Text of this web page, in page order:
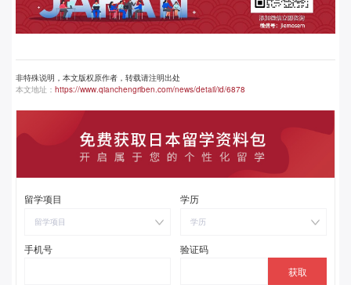
非特殊说明，本文版权原作者，转载请注明出处
本文地址： https://www.qianchengriben.com/news/detail/id/6878
留学项目
留学项目
学历
学历
手机号 验证码